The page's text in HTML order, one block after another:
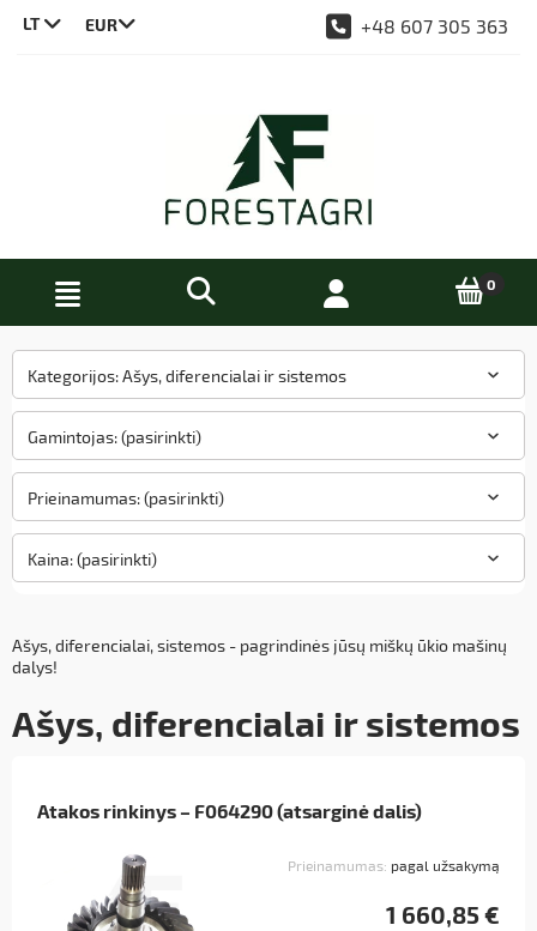
LT
+48 607 305 363
Kategorijos: Ašys, diferencialai ir sistemos
Gamintojas: (pasirinkti)
Prieinamumas: (pasirinkti)
Kaina: (pasirinkti)
Ašys, diferencialai, sistemos - pagrindinės jūsų miškų ūkio mašinų
dalys!
Ašys, diferencialai ir sistemos
Atakos rinkinys – F064290 (atsarginė dalis)
Prieinamumas: pagal užsakymą
1 660,85 €